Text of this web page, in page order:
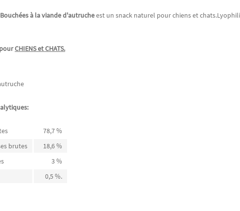
Bouchées à la viande d'autrucheest un snack naturel pour chiens et
CHIENS et CHATS.
78,7 %
brutes
18,6 %
3 %
0,5 %.